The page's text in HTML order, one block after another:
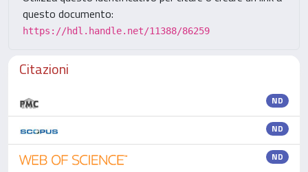
questo documento:
https://hdl.handle.net/11388/86259
Citazioni
ND
ND
ND